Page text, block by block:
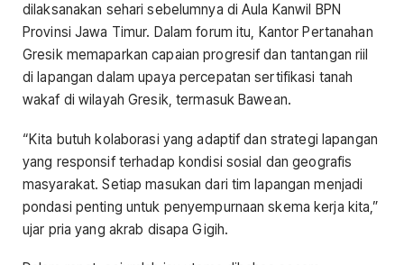
dilaksanakan sehari sebelumnya di Aula Kanwil BPN
Provinsi Jawa Timur. Dalam forum itu, Kantor Pertanahan
Gresik memaparkan capaian progresif dan tantangan riil
di lapangan dalam upaya percepatan sertifikasi tanah
wakaf di wilayah Gresik, termasuk Bawean.
“Kita butuh kolaborasi yang adaptif dan strategi lapangan
yang responsif terhadap kondisi sosial dan geografis
masyarakat. Setiap masukan dari tim lapangan menjadi
pondasi penting untuk penyempurnaan skema kerja kita,”
ujar pria yang akrab disapa Gigih.